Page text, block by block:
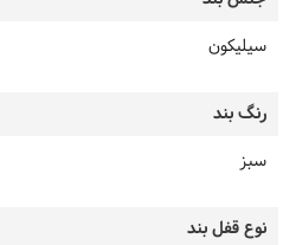
سیلیکون
رنگ بند
سبز
نوع قفل بند